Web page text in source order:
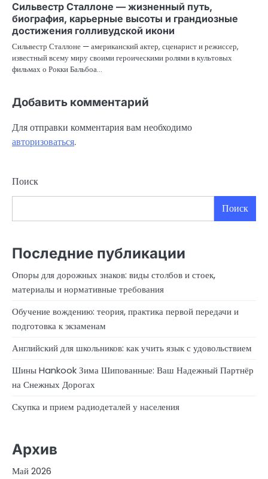
Сильвестр Сталлоне — жизненный путь,
биография, карьерные высоты и грандиозные
достижения голливудской икони
Сильвестр Сталлоне — американский актер, сценарист и режиссер,
известный всему миру своими героическими ролями в культовых
фильмах о Рокки Бальбоа…
Добавить комментарий
Для отправки комментария вам необходимо
авторизоваться.
Поиск
Поиск
Последние публикации
Опоры для дорожных знаков: виды столбов и стоек,
материалы и нормативные требования
Обучение вождению: теория, практика первой передачи и
подготовка к экзаменам
Английский для школьников: как учить язык с удовольствием
Шины Hankook Зима Шипованные: Ваш Надежный Партнёр
на Снежных Дорогах
Скупка и прием радиодеталей у населения
Архив
Май 2026